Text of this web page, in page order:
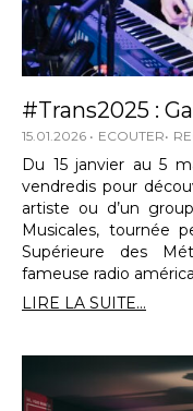
#Trans2025 :
15.01.2026 ECOUTER
Du 15 janvier au 5
vendredis pour
artiste ou d’un
Musicales, tournée
Supérieure des
fameuse radio
LIRE LA SUITE...